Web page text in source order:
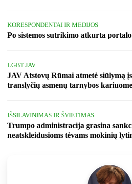
KORESPONDENTAI IR MEDIJOS
Po sistemos sutrikimo atkurta
LGBT JAV
JAV Atstovų Rūmai atmetė siūlymą
translyčių asmenų tarnybos
IŠSILAVINIMAS IR ŠVIETIMAS
Trumpo administracija grasina
neatskleidusioms tėvams mokinių